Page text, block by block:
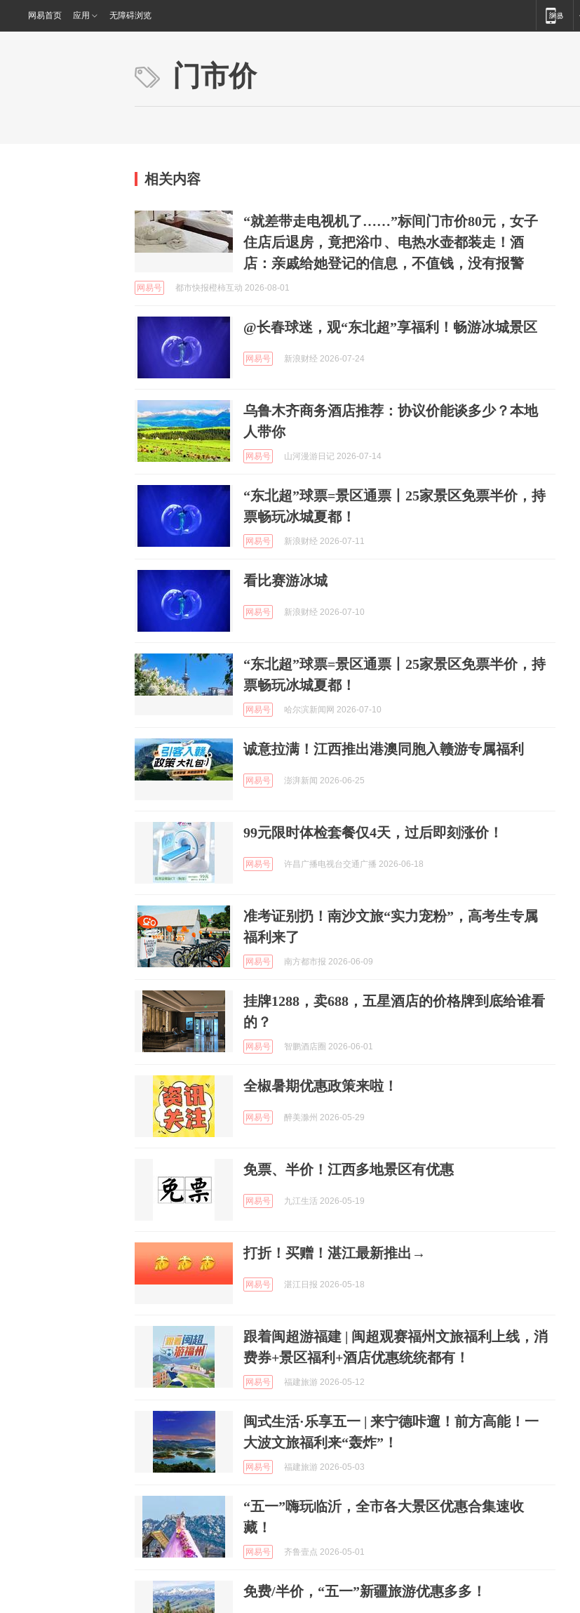
网易首页 应用 无障碍浏览
门市价
相关内容
“就差带走电视机了……”标间门市价80元，女子
住店后退房，竟把浴巾、电热水壶都装走！酒
店：亲戚给她登记的信息，不值钱，没有报警
网易号 都市快报橙柿互动 2026-08-01
@长春球迷，观“东北超”享福利！畅游冰城景区
网易号 新浪财经 2026-07-24
乌鲁木齐商务酒店推荐：协议价能谈多少？本地
人带你
网易号 山河漫游日记 2026-07-14
“东北超”球票=景区通票丨25家景区免票半价，持
票畅玩冰城夏都！
网易号 新浪财经 2026-07-11
看比赛游冰城
网易号 新浪财经 2026-07-10
“东北超”球票=景区通票丨25家景区免票半价，持
票畅玩冰城夏都！
网易号 哈尔滨新闻网 2026-07-10
诚意拉满！江西推出港澳同胞入赣游专属福利
网易号 澎湃新闻 2026-06-25
99元限时体检套餐仅4天，过后即刻涨价！
网易号 许昌广播电视台交通广播 2026-06-18
准考证别扔！南沙文旅“实力宠粉”，高考生专属
福利来了
网易号 南方都市报 2026-06-09
挂牌1288，卖688，五星酒店的价格牌到底给谁看
的？
网易号 智鹏酒店圈 2026-06-01
全椒暑期优惠政策来啦！
网易号 醉美滁州 2026-05-29
免票、半价！江西多地景区有优惠
网易号 九江生活 2026-05-19
打折！买赠！湛江最新推出→
网易号 湛江日报 2026-05-18
跟着闽超游福建 | 闽超观赛福州文旅福利上线，消
费券+景区福利+酒店优惠统统都有！
网易号 福建旅游 2026-05-12
闽式生活·乐享五一 | 来宁德咔遛！前方高能！一
大波文旅福利来“轰炸”！
网易号 福建旅游 2026-05-03
“五一”嗨玩临沂，全市各大景区优惠合集速收
藏！
网易号 齐鲁壹点 2026-05-01
免费/半价，“五一”新疆旅游优惠多多！